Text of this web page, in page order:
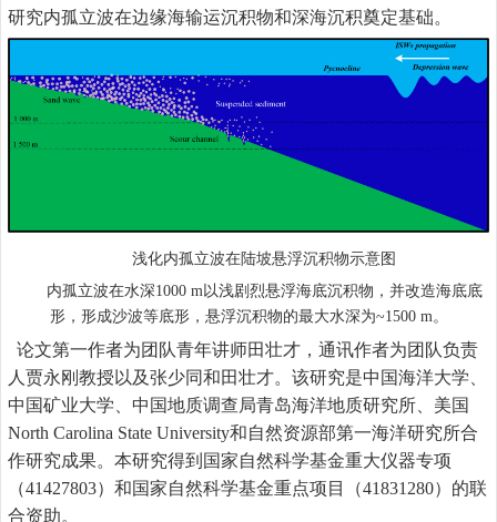
研究内孤立波在边缘海输运沉积物和深海沉积奠定基础。
浅化内孤立波在陆坡悬浮沉积物示意图
内孤立波在水深1000 m以浅剧烈悬浮海底沉积物，并改造海底底
形，形成沙波等底形，悬浮沉积物的最大水深为~1500 m。
论文第一作者为团队青年讲师田壮才，通讯作者为团队负责
人贾永刚教授以及张少同和田壮才。该研究是中国海洋大学、
中国矿业大学、中国地质调查局青岛海洋地质研究所、美国
North Carolina State University和自然资源部第一海洋研究所合
作研究成果。本研究得到国家自然科学基金重大仪器专项
（41427803）和国家自然科学基金重点项目（41831280）的联
合资助。